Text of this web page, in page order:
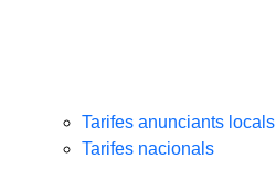
Tarifes anunciants locals
Tarifes nacionals